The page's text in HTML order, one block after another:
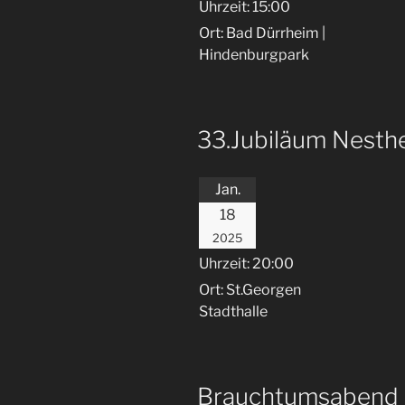
Uhrzeit:15:00
Ort: Bad Dürrheim |
Hindenburgpark
33.Jubiläum
Jan.
18
2025
Uhrzeit: 20:00
Ort: St.Georgen
Stadthalle
Brauchtumsabend